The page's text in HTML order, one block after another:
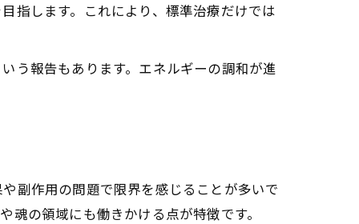
実例紹介
指します。これにより、標準治療だけでは
う報告もあります。エネルギーの調和が進
副作用の問題で限界を感じることが多いで
の領域にも働きかける点が特徴です。